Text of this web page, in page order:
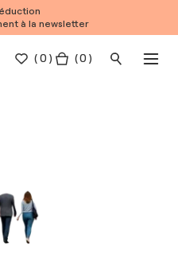
à la newsletter
(0 ) ( 0 )